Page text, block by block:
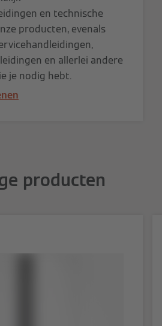
en technische
producten, evenals
en allerlei andere
je nodig hebt.
producten